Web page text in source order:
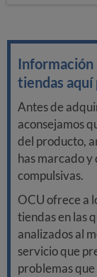
tiendas aquí
Antes de
aconsejamos
del producto,
has marcado
compulsivas.
OCU ofrece a
tiendas en las
analizados al
servicio que
problemas